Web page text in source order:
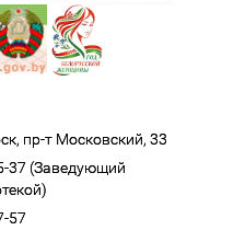
пр-т Московский, 33
37 (Заведующий
57